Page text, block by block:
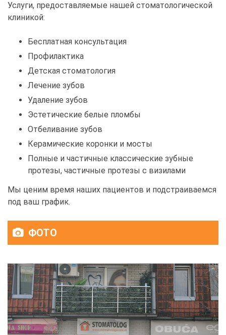
Услуги, предоставляемые нашей стоматологической
клиникой:
Бесплатная консультация
Профилактика
Детская стоматология
Лечение зубов
Удаление зубов
Эстетические белые пломбы
Отбеливание зубов
Керамические коронки и мосты
Полные и частичные классические зубные
протезы, частичные протезы с визилами
Мы ценим время наших пациентов и подстраиваемся
под ваш график.
ФОТО